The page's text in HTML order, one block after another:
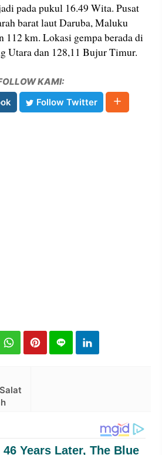
pada pukul 16.49 Wita. Pusat
barat laut Daruba, Maluku
112 km. Lokasi gempa berada di
Utara dan 128,11 Bujur Timur.
KAMI:
Follow Twitter